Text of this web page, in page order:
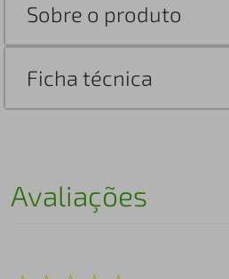
Sobre o produto
Ficha técnica
Avaliações